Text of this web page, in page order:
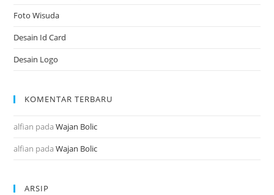
Foto Wisuda
Desain Id Card
Desain Logo
KOMENTAR TERBARU
alfian padaWajan Bolic
alfian padaWajan Bolic
ARSIP